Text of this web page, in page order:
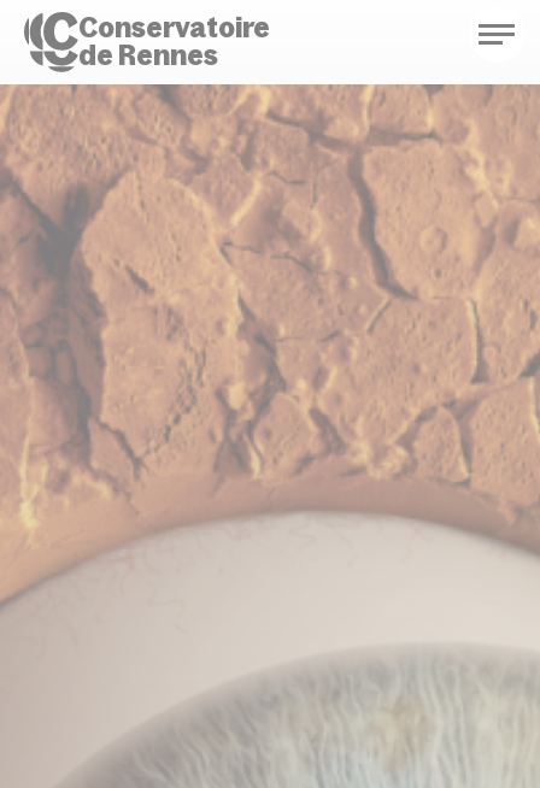
Conservatoire
de Rennes
Conservatoire de Rennes
Enseignements
Saison culturelle
Actions d'éducation
Bibliothèque musicale
Infos pratiques
BILLETTERIE